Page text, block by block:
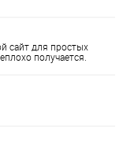
сайт для простых
получается.